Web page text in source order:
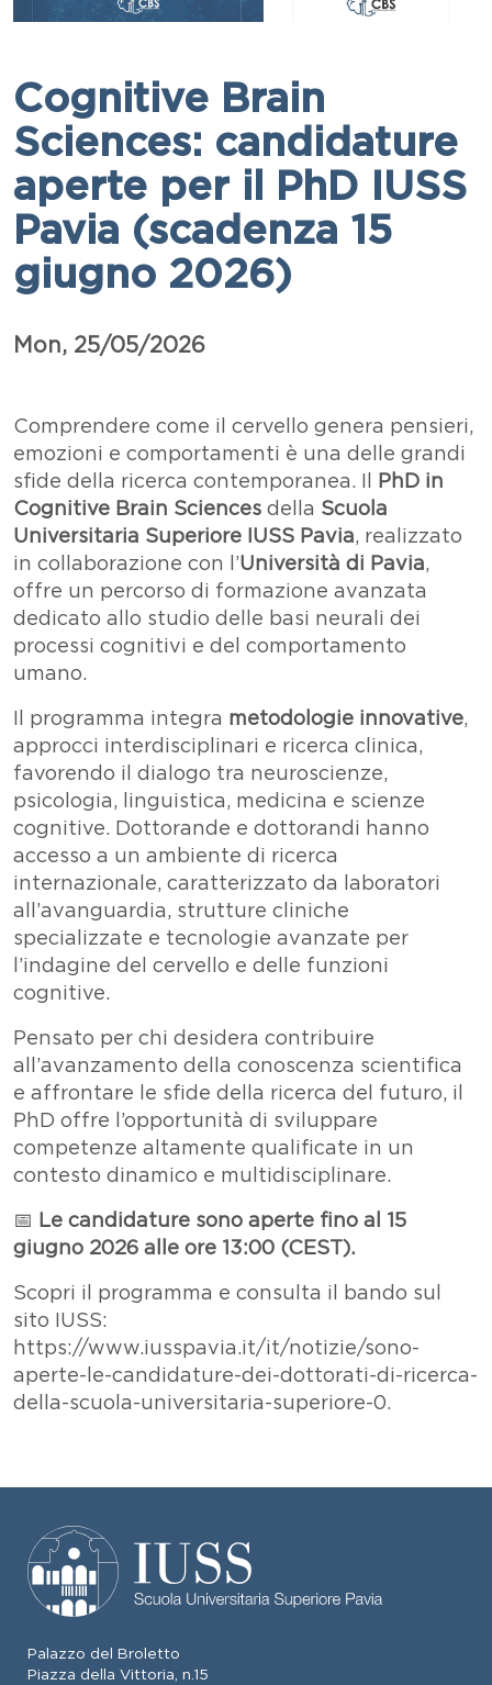
Cognitive Brain
Sciences: candidature
aperte per il PhD IUSS
Pavia (scadenza 15
giugno 2026)
Data
Mon, 25/05/2026
Paragrafo
Testo
Comprendere come il cervello genera pensieri,
emozioni e comportamenti è una delle grandi
sfide della ricerca contemporanea. Il
PhD in
Cognitive Brain Sciences della Scuola
Universitaria Superiore IUSS Pavia, realizzato
in collaborazione con l’Università di Pavia,
offre un percorso di formazione avanzata
dedicato allo studio delle basi neurali dei
processi cognitivi e del comportamento
umano.
Il programma integra metodologie innovative,
approcci interdisciplinari e ricerca clinica,
favorendo il dialogo tra neuroscienze,
psicologia, linguistica, medicina e scienze
cognitive. Dottorande e dottorandi hanno
accesso a un ambiente di ricerca
internazionale, caratterizzato da laboratori
all’avanguardia, strutture cliniche
specializzate e tecnologie avanzate per
l’indagine del cervello e delle funzioni
cognitive.
Pensato per chi desidera contribuire
all’avanzamento della conoscenza scientifica
e affrontare le sfide della ricerca del futuro, il
PhD offre l’opportunità di sviluppare
competenze altamente qualificate in un
contesto dinamico e multidisciplinare.
📅 Le candidature sono aperte fino al 15
giugno 2026 alle ore 13:00 (CEST).
Scopri il programma e consulta il bando sul
sito IUSS:
https://www.iusspavia.it/it/notizie/sono-
aperte-le-candidature-dei-dottorati-di-ricerca-
della-scuola-universitaria-superiore-0.
Palazzo del Broletto
Piazza della Vittoria, n.15